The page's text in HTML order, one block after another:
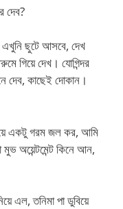
দেব?
এখুনি ছুটে আসবে, দেখ
গিয়ে দেখ। যোগিন্দর
দেব, কাছেই দোকান।
একটু গরম জল কর, আমি
অয়েন্টমেন্ট কিনে আন,
এল, তনিমা পা ডুবিয়ে